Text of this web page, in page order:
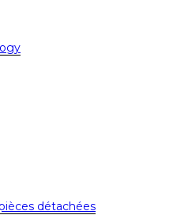
détachées